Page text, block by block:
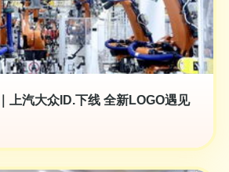
上汽大众ID.下线 全新LOGO遇见